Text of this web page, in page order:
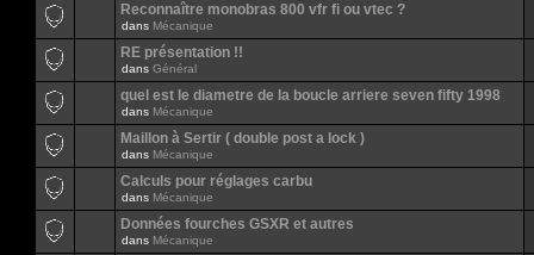
Reconnaître monobras 800 vfr fi ou vtec ?
dans Mécanique
RE présentation !!
dans Général
quel est le diametre de la boucle arriere seven fifty 1998
dans Mécanique
Maillon à Sertir ( double post a lock )
dans Mécanique
Calculs pour réglages carbu
dans Mécanique
Données fourches GSXR et autres
dans Mécanique